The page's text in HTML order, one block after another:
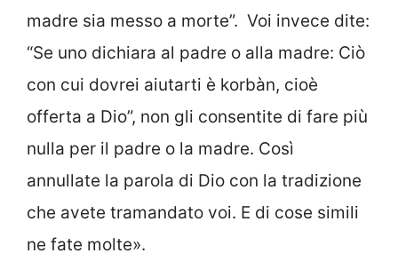
madre sia messo a morte”. Voi invece dite:
“Se uno dichiara al padre o alla madre: Ciò
con cui dovrei aiutarti è korbàn, cioè
offerta a Dio”, non gli consentite di fare più
nulla per il padre o la madre. Così
annullate la parola di Dio con la tradizione
che avete tramandato voi. E di cose simili
ne fate molte».